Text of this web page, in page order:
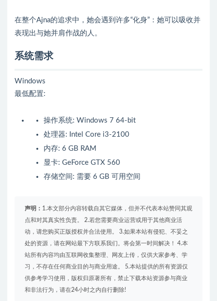
在整个Ajna的追求中，她会遇到许多“化身”：她可以吸收并
表现出与她并肩作战的人。
系统需求
Windows
最低配置:
操作系统: Windows 7 64-bit
处理器: Intel Core i3-2100
内存: 6 GB RAM
显卡: GeForce GTX 560
存储空间: 需要 6 GB 可用空间
声明： 1.本文部分内容转载自其它媒体，但并不代表本站赞同其观
点和对其真实性负责。 2.若您需要商业运营或用于其他商业活
动，请您购买正版授权并合法使用。 3.如果本站有侵犯、不妥之
处的资源，请在网站最下方联系我们。将会第一时间解决！ 4.本
站所有内容均由互联网收集整理、网友上传，仅供大家参考、学
习，不存在任何商业目的与商业用途。 5.本站提供的所有资源仅
供参考学习使用，版权归原著所有，禁止下载本站资源参与商业
和非法行为，请在24小时之内自行删除!